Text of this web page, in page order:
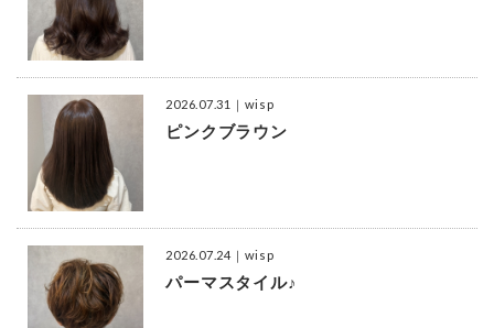
2026.07.31 ｜wisp
ピンクブラウン
2026.07.24 ｜wisp
パーマスタイル♪